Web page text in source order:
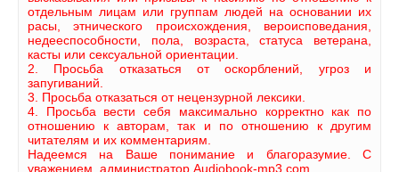
отдельным лицам или группам людей на основании их
расы, этнического происхождения, вероисповедания,
недееспособности, пола, возраста, статуса ветерана,
касты или сексуальной ориентации.
2. Просьба отказаться от оскорблений, угроз и
запугиваний.
3. Просьба отказаться от нецензурной лексики.
4. Просьба вести себя максимально корректно как по
отношению к авторам, так и по отношению к другим
читателям и их комментариям.
Надеемся на Ваше понимание и благоразумие. С
уважением, администратор Audiobook-mp3.com.